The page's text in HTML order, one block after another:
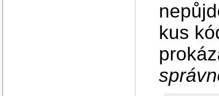
kus